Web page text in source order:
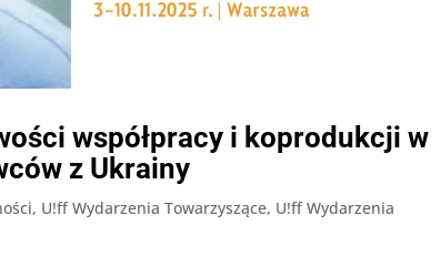
współpracy i koprodukcji w
z Ukrainy
, U!ff Wydarzenia Towarzyszące, U!ff Wydarzenia